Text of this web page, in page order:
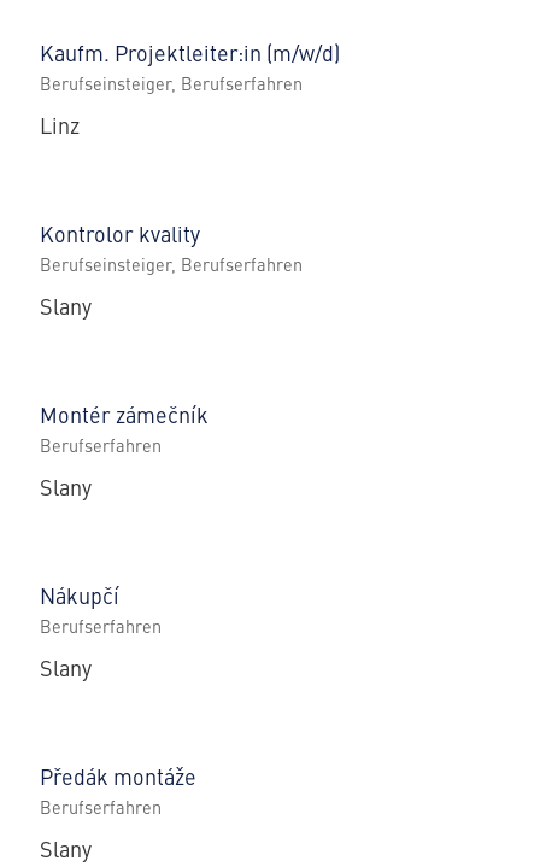
Kaufm. Projektleiter:in (m/w/d)
Berufseinsteiger, Berufserfahren
Linz
Kontrolor kvality
Berufseinsteiger, Berufserfahren
Slany
Montér zámečník
Berufserfahren
Slany
Nákupčí
Berufserfahren
Slany
Předák montáže
Berufserfahren
Slany